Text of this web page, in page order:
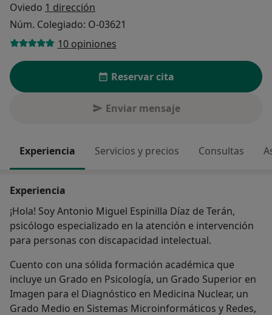
Oviedo 1 dirección
Núm. Colegiado: O-03621
10 opiniones
Reservar cita
Enviar mensaje
Experiencia Servicios y precios Consultas
Experiencia
¡Hola! Soy Antonio Miguel Espinilla Díaz de Terán,
psicólogo especializado en la atención e intervención
para personas con discapacidad intelectual.
Cuento con una sólida formación académica que
incluye un Grado en Psicología, un Grado Superior en
Imagen para el Diagnóstico en Medicina Nuclear, un
Grado Medio en Sistemas Microinformáticos y Redes,